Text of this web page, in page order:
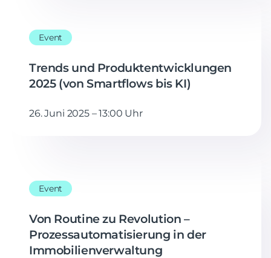
Event
Trends und Produktentwicklungen
2025 (von Smartflows bis KI)
26. Juni 2025 – 13:00 Uhr
Event
Von Routine zu Revolution –
Prozessautomatisierung in der
Immobilienverwaltung